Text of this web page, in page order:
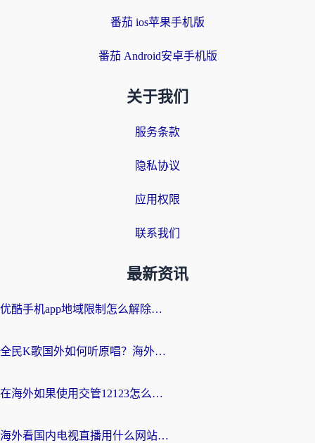
番茄 ios苹果手机版
番茄 Android安卓手机版
关于我们
服务条款
隐私协议
应用权限
联系我们
最新资讯
优酷手机app地域限制怎么解除？海外党亲测有效的追剧方案
全民K歌国外如何听原唱？海外党亲测有效的回国加速器选择指南
在海外如果使用交管12123怎么处理？留学生亲测有效的回国加速方案
海外看国内电视直播用什么网站比较好？一篇解决你所有追剧难题的实用指南